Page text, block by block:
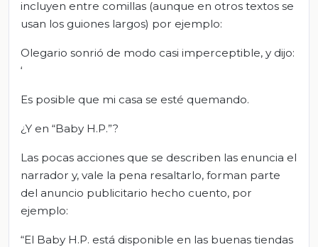
incluyen entre comillas (aunque en otros textos se
usan los guiones largos) por ejemplo:
Olegario sonrió de modo casi imperceptible, y dijo:
‘
Es posible que mi casa se esté quemando.
¿Y en “Baby H.P.”?
Las pocas acciones que se describen las enuncia el
narrador y, vale la pena resaltarlo, forman parte
del anuncio publicitario hecho cuento, por
ejemplo:
“El Baby H.P. está disponible en las buenas tiendas